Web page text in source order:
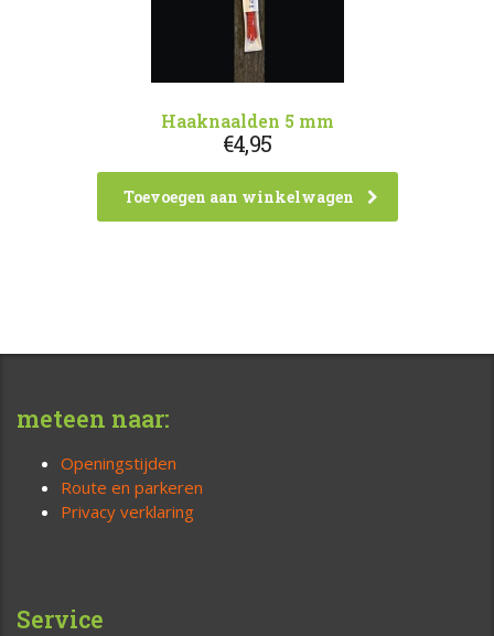
Haaknaalden 5 mm
€4,95
Toevoegen aan winkelwagen
meteen naar:
Openingstijden
Route en parkeren
Privacy verklaring
Service